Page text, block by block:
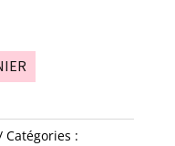
Catégories :